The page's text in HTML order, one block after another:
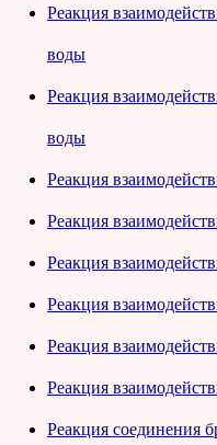
Реакция
воды
Реакция
воды
Реакция
Реакция
Реакция
Реакция
Реакция
Реакция
Реакция соединения